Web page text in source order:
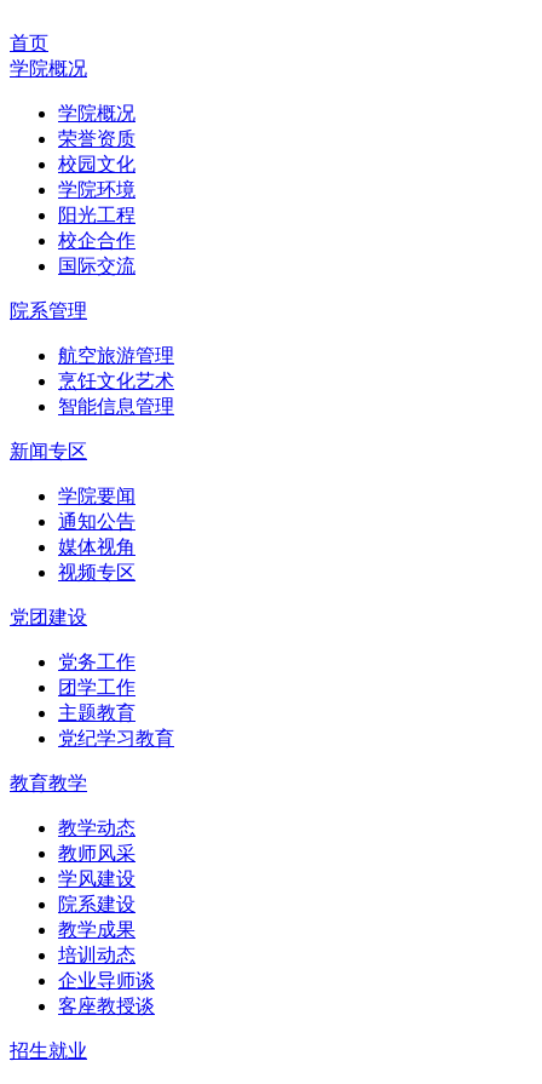
首页
学院概况
学院概况
荣誉资质
校园文化
学院环境
阳光工程
校企合作
国际交流
院系管理
航空旅游管理
烹饪文化艺术
智能信息管理
新闻专区
学院要闻
通知公告
媒体视角
视频专区
党团建设
党务工作
团学工作
主题教育
党纪学习教育
教育教学
教学动态
教师风采
学风建设
院系建设
教学成果
培训动态
企业导师谈
客座教授谈
招生就业